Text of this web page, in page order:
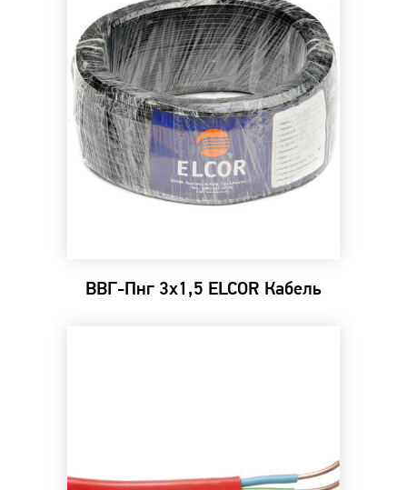
ВВГ-Пнг 3х1,5 ELCOR Кабель